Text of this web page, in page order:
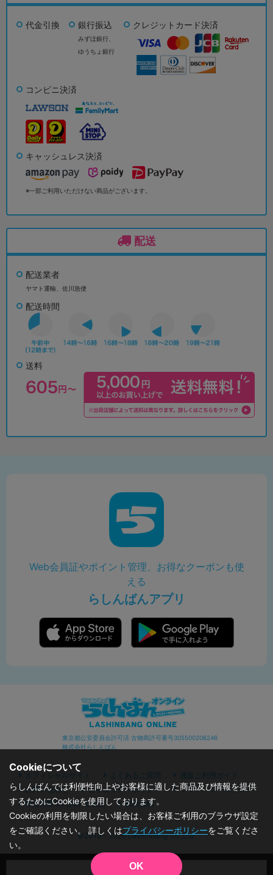
品切状態
代金引換 銀行振込
みずほ銀行、
ゆうちょ銀行
クレジットカード決済
コンビニ決済
キャッシュレス決済
※一部ご利用いただけない商品がございます。
配送
配送業者
ヤマト運輸、佐川急便
配送時間
送料
Web会員証やポイント管理、お得なクーポンも使
える
らしんばんアプリ
東京都公安委員会許可済 古物商許可番号305500206246
株式会社らしんばん
オフィシャルサイト よくあるご質問
通販ご利用ガイド
お問い合わせ
セキュリティポリシー
プライバシーポリシー
特定商取引に関する表記
利用規約
©2019 - 2026 Lashinbang Co.,Ltd.
Cookieについて
らしんばんでは利便性向上やお客様に適した商品及び情報を提供
するためにCookieを使用しております。
Cookieの利用を制限したい場合は、お客様ご利用のブラウザ設定
をご確認ください。 詳しくはプライバシーポリシーをご覧くださ
い。
OK